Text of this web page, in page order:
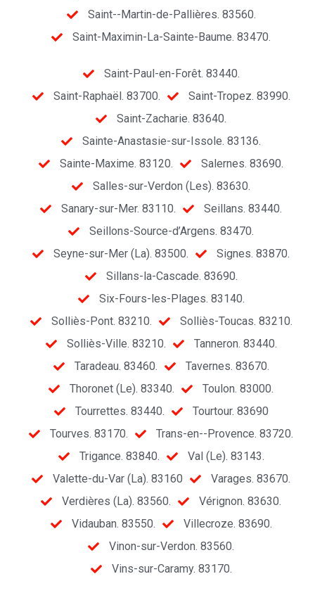
Saint--Martin-de-Pallières. 83560.
Saint-Maximin-La-Sainte-Baume. 83470.
Saint-Paul-en-Forêt. 83440.
Saint-Raphaël. 83700.
Saint-Tropez. 83990.
Saint-Zacharie. 83640.
Sainte-Anastasie-sur-Issole. 83136.
Sainte-Maxime. 83120.
Salernes. 83690.
Salles-sur-Verdon (Les). 83630.
Sanary-sur-Mer. 83110.
Seillans. 83440.
Seillons-Source-d’Argens. 83470.
Seyne-sur-Mer (La). 83500.
Signes. 83870.
Sillans-la-Cascade. 83690.
Six-Fours-les-Plages. 83140.
Solliès-Pont. 83210.
Solliès-Toucas. 83210.
Solliès-Ville. 83210.
Tanneron. 83440.
Taradeau. 83460.
Tavernes. 83670.
Thoronet (Le). 83340.
Toulon. 83000.
Tourrettes. 83440.
Tourtour. 83690
Tourves. 83170.
Trans-en--Provence. 83720.
Trigance. 83840.
Val (Le). 83143.
Valette-du-Var (La). 83160
Varages. 83670.
Verdières (La). 83560.
Vérignon. 83630.
Vidauban. 83550.
Villecroze. 83690.
Vinon-sur-Verdon. 83560.
Vins-sur-Caramy. 83170.